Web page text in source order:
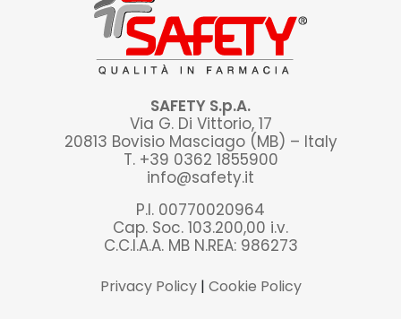
SAFETY S.p.A.
Via G. Di Vittorio, 17
20813 Bovisio Masciago (MB) – Italy
T. +39 0362 1855900
info@safety.it
P.I. 00770020964
Cap. Soc. 103.200,00 i.v.
C.C.I.A.A. MB N.REA: 986273
Privacy Policy| Cookie Policy